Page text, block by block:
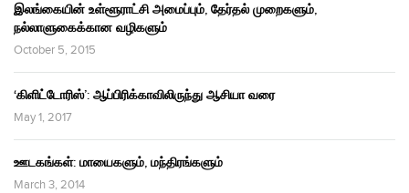
இலங்கையின் உள்ளூராட்சி அமைப்பும், தேர்தல் முறைகளும்,
நல்லாளுகைக்கான வழிகளும்
October 5, 2015
‘கிளிட்டோரிஸ்’: ஆப்பிரிக்காவிலிருந்து ஆசியா வரை
May 1, 2017
ஊடகங்கள்: மாயைகளும், மந்திரங்களும்
March 3, 2014